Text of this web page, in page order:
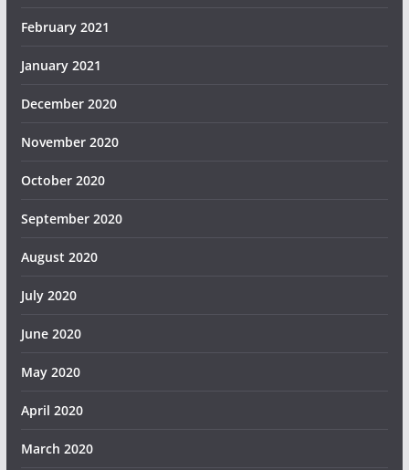
February 2021
January 2021
December 2020
November 2020
October 2020
September 2020
August 2020
July 2020
June 2020
May 2020
April 2020
March 2020